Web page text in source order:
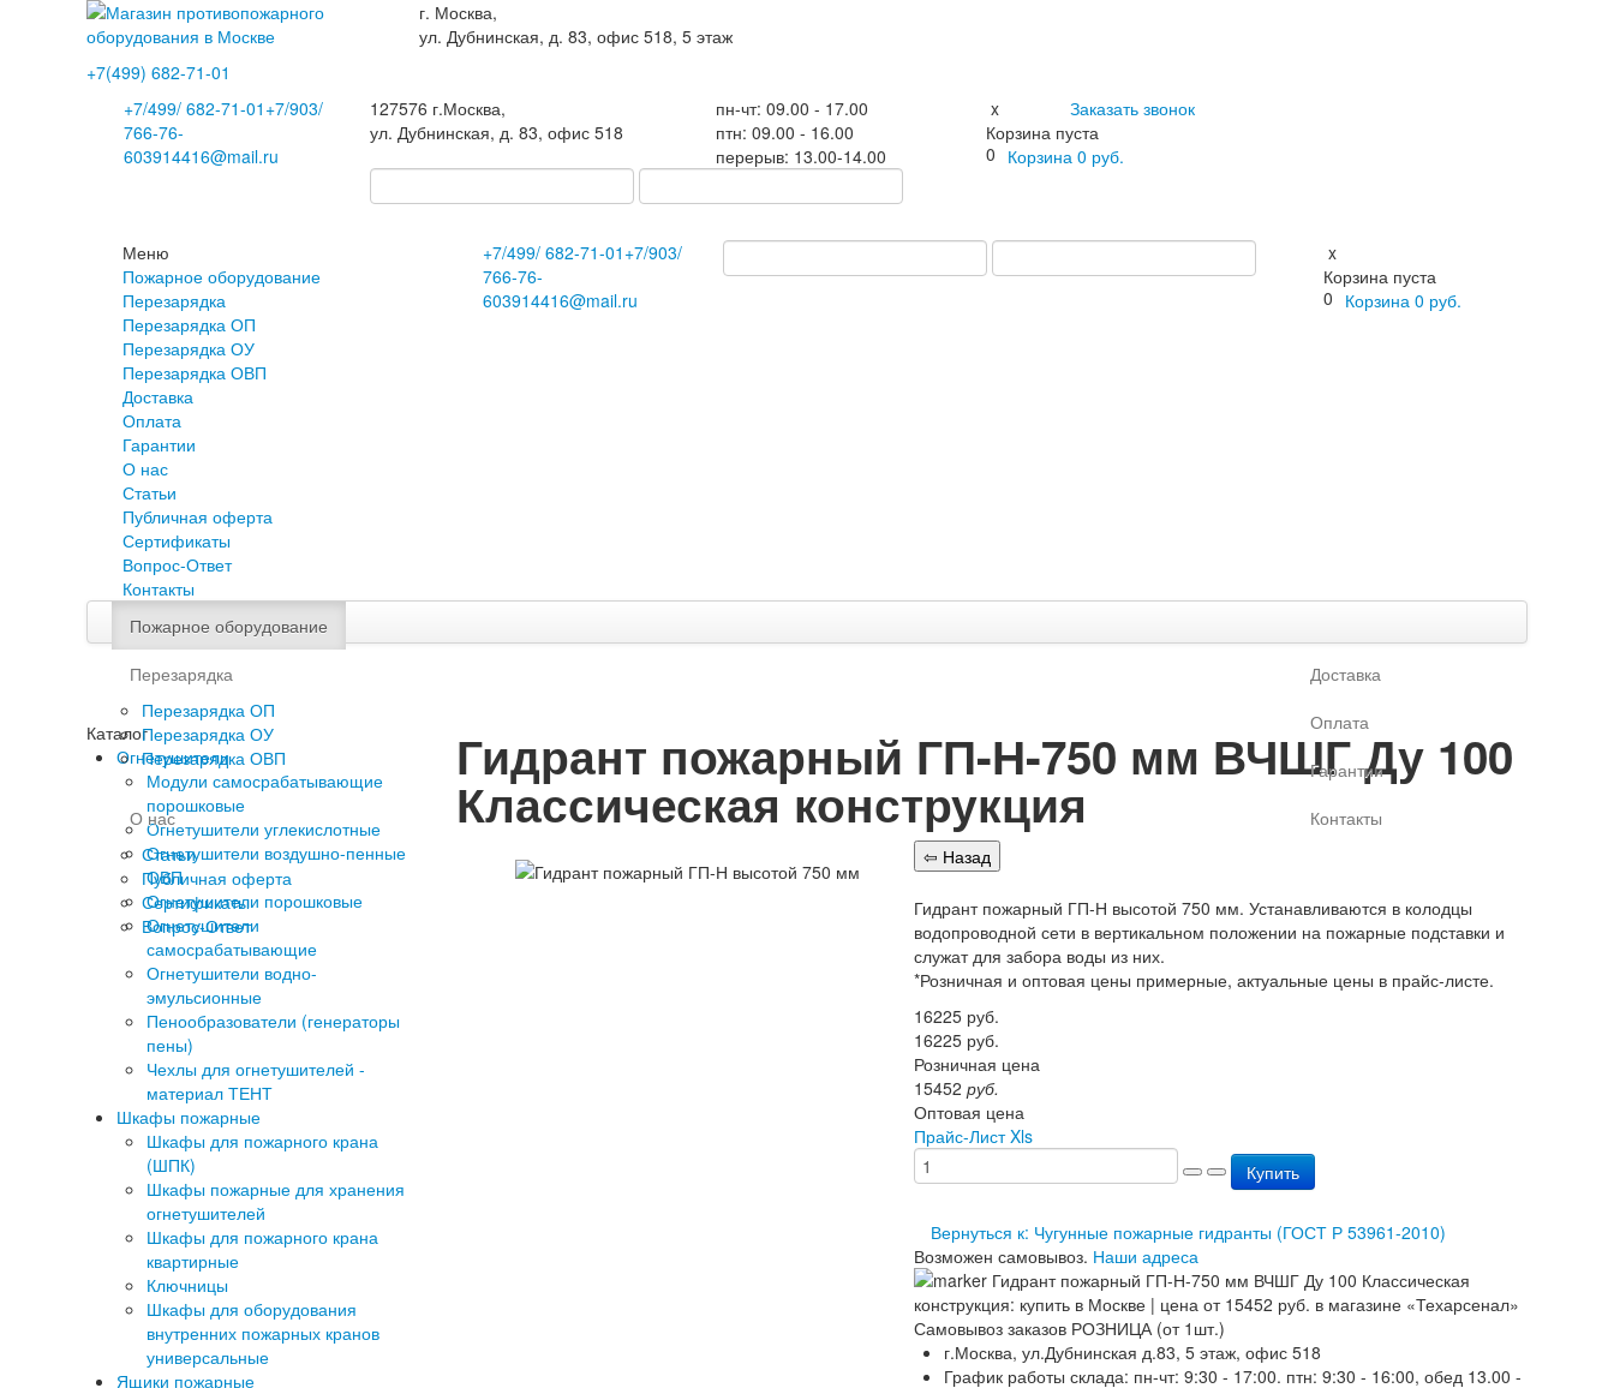
г. Москва,
ул. Дубнинская, д. 83, офис 518, 5 этаж
+7(499) 682-71-01
+7/499/682-71-01 +7/903/
766-76-
603914416@mail.ru
127576 г.Москва,
ул. Дубнинская, д. 83, офис 518
пн-чт: 09.00 - 17.00
птн: 09.00 - 16.00
перерыв: 13.00-14.00
Заказать звонок
x
Корзина пуста
0 Корзина 0 руб.
Меню
Пожарное оборудование
Перезарядка
Перезарядка ОП
Перезарядка ОУ
Перезарядка ОВП
Доставка
Оплата
Гарантии
О нас
Статьи
Публичная оферта
Сертификаты
Вопрос-Ответ
Контакты
+7/499/ 682-71-01 +7/903/
766-76-
603914416@mail.ru
x
Корзина пуста
0 Корзина 0 руб.
Пожарное оборудование
Перезарядка
Перезарядка ОП
Перезарядка ОУ
Перезарядка ОВП
Доставка
Оплата
Гарантии
О нас
Статьи
Публичная оферта
Сертификаты
Вопрос-Ответ
Контакты
Каталог
Огнетушители
Модули самосрабатывающие
порошковые
Огнетушители углекислотные
Огнетушители воздушно-пенные
ОВП
Огнетушители порошковые
Огнетушители
самосрабатывающие
Огнетушители водно-
эмульсионные
Пенообразователи (генераторы
пены)
Чехлы для огнетушителей -
материал ТЕНТ
Шкафы пожарные
Шкафы для пожарного крана
(ШПК)
Шкафы пожарные для хранения
огнетушителей
Шкафы для пожарного крана
квартирные
Ключницы
Шкафы для оборудования
внутренних пожарных кранов
универсальные
Ящики пожарные
Гидрант пожарный ГП-Н-750 мм ВЧШГ Ду 100
Классическая конструкция
Гидрант пожарный ГП-Н высотой 750 мм. Устанавливаются в колодцы
водопроводной сети в вертикальном положении на пожарные подставки и
служат для забора воды из них.
*Розничная и оптовая цены примерные, актуальные цены в прайс-листе.
16225 руб.
16225 руб.
Розничная цена
15452 руб.
Оптовая цена
Прайс-Лист Xls
Купить
Вернуться к: Чугунные пожарные гидранты (ГОСТ Р 53961-2010)
Возможен самовывоз. Наши адреса
Самовывоз заказов РОЗНИЦА (от 1шт.)
г.Москва, ул.Дубнинская д.83, 5 этаж, офис 518
График работы склада: пн-чт: 9:30 - 17:00. птн: 9:30 - 16:00, обед 13.00 -